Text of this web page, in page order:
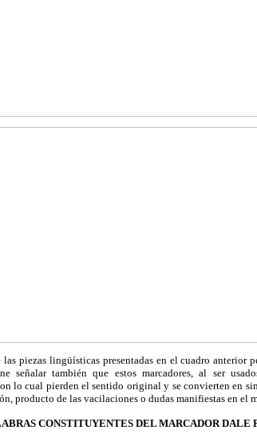
las piezas lingüísticas presentadas en el cuadro anterior
señalar también que estos marcadores, al ser
lo cual pierden el sentido original y se convierten en
producto de las vacilaciones o dudas manifiestas en el
CONSTITUYENTES DEL MARCADOR DALE